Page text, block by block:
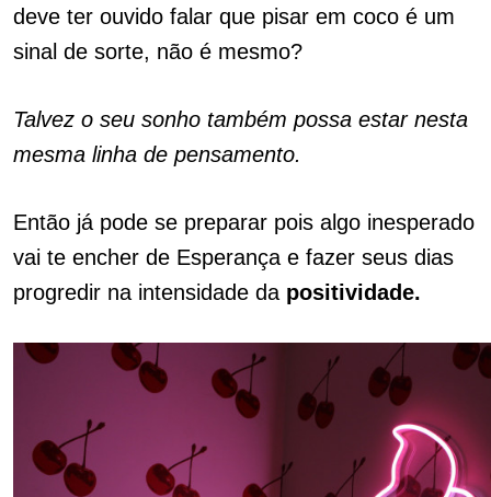
deve ter ouvido falar que pisar em coco é um
sinal de sorte, não é mesmo?
Talvez o seu sonho também possa estar nesta
mesma linha de pensamento.
Então já pode se preparar pois algo inesperado
vai te encher de Esperança e fazer seus dias
progredir na intensidade da positividade.